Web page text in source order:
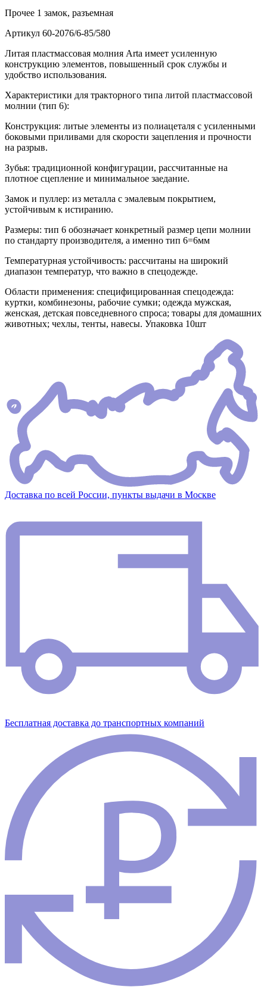
Прочее 1 замок, разъемная
Артикул 60-2076/6-85/580
Литая пластмассовая молния Arta имеет усиленную
конструкцию элементов, повышенный срок службы и
удобство использования.
Характеристики для тракторного типа литой пластмассовой
молнии (тип 6):
Конструкция: литые элементы из полиацеталя с усиленными
боковыми приливами для скорости зацепления и прочности
на разрыв.
Зубья: традиционной конфигурации, рассчитанные на
плотное сцепление и минимальное заедание.
Замок и пуллер: из металла с эмалевым покрытием,
устойчивым к истиранию.
Размеры: тип 6 обозначает конкретный размер цепи молнии
по стандарту производителя, а именно тип 6=6мм
Температурная устойчивость: рассчитаны на широкий
диапазон температур, что важно в спецодежде.
Области применения: специфицированная спецодежда:
куртки, комбинезоны, рабочие сумки; одежда мужская,
женская, детская повседневного спроса; товары для домашних
животных; чехлы, тенты, навесы. Упаковка 10шт
Доставка по всей России, пункты выдачи в Москве
Бесплатная доставка до транспортных компаний